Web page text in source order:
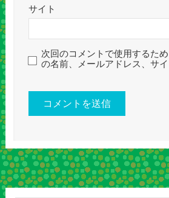
サイト
次回のコメントで使用するた
の名前、メールアドレス、サイ